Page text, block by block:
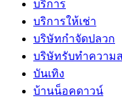
บริการ
บริการให้เช่า
บริษัทกำจัดปลวก
บริษัทรับทำความ
บันเทิง
บ้านน็อคดาวน์